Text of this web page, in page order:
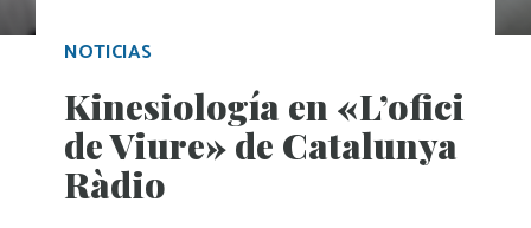
NOTICIAS
Kinesiología en «L’ofici
de Viure» de Catalunya
Ràdio